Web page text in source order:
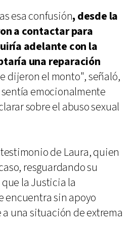
esa confusión, desde la
a contactar para
adelante con la
una reparación
dijeron el monto", señaló,
emocionalmente
sobre el abuso sexual
de Laura, quien
resguardando su
la Justicia la
encuentra sin apoyo
una situación de extrema